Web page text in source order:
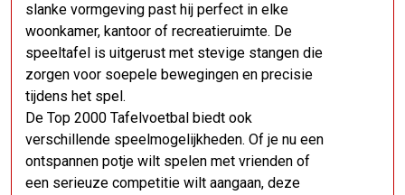
slanke vormgeving past hij perfect in elke
woonkamer, kantoor of recreatieruimte. De
speeltafel is uitgerust met stevige stangen die
zorgen voor soepele bewegingen en precisie
tijdens het spel.
De Top 2000 Tafelvoetbal biedt ook
verschillende speelmogelijkheden. Of je nu een
ontspannen potje wilt spelen met vrienden of
een serieuze competitie wilt aangaan, deze